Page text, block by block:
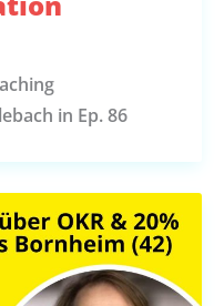
in Ep. 86